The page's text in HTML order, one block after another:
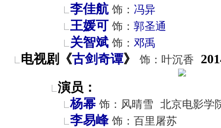
李佳航 饰： 冯异
王媛可 饰： 郭圣通
关智斌 饰： 邓禹
电视剧《古剑奇谭》 饰：叶沉香
演员：
杨幂 饰：风晴雪 北京电影学
李易峰 饰：百里屠苏